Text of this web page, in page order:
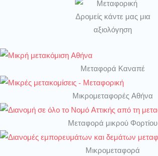
Μεταφορά Καναπέ
Μικρομεταφορές Αθήνα
Μεταφορά μικρού Φορτίου
Μικρομεταφορά